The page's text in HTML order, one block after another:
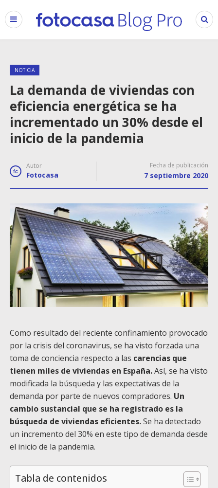
NOTICIA
La demanda de viviendas con
eficiencia energética se ha
incrementado un 30% desde el
inicio de la pandemia
Autor
Fotocasa
Fecha de publicación
7 septiembre 2020
Como resultado del reciente confinamiento provocado
por la crisis del coronavirus, se ha visto forzada una
toma de conciencia respecto a las carencias que
tienen miles de viviendas en España.Así, se ha visto
modificada la búsqueda y las expectativas de la
demanda por parte de nuevos compradores. Un
cambio sustancial que se ha registrado es la
búsqueda de viviendas eficientes.Se ha detectado
un incremento del 30% en este tipo de demanda desde
el inicio de la pandemia.
Tabla de contenidos